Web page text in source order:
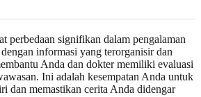
perbedaan signifikan dalam pengalaman
informasi yang terorganisir dan
Anda dan dokter memiliki evaluasi
Ini adalah kesempatan Anda untuk
dan memastikan cerita Anda didengar